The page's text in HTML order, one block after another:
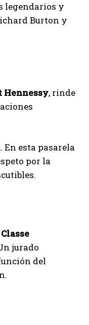
legendarios y
Burton y
Hennessy, rinde
. En esta pasarela
por la
jurado
del